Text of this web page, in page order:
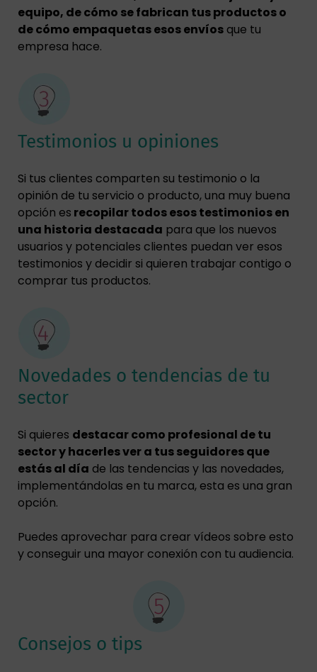
equipo, de cómo se fabrican tus productos o
de cómo empaquetas esos envíos que tu
empresa hace.
Testimonios u opiniones
Si tus clientes comparten su testimonio o la
opinión de tu servicio o producto, una muy buena
opción es recopilar todos esos testimonios en
una historia destacada para que los nuevos
usuarios y potenciales clientes puedan ver esos
testimonios y decidir si quieren trabajar contigo o
comprar tus productos.
Novedades o tendencias de tu
sector
Si quieres destacar como profesional de tu
sector y hacerles ver a tus seguidores que
estás al día de las tendencias y las novedades,
implementándolas en tu marca, esta es una gran
opción.
Puedes aprovechar para crear vídeos sobre esto
y conseguir una mayor conexión con tu audiencia.
Consejos o tips